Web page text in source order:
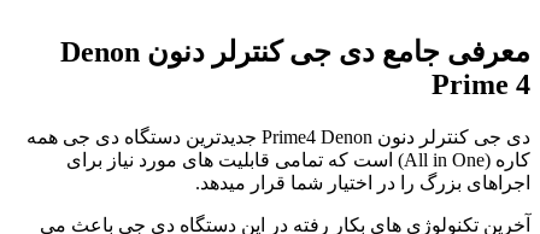
معرفی جامع دی جی کنترلر دنون Denon
Prime 4
دی جی کنترلر دنون Prime4 Denon جدیدترین دستگاه دی جی همه
کاره (All in One) است که تمامی قابلیت های مورد نیاز برای
اجراهای بزرگ را در اختیار شما قرار میدهد.
آخرین تکنولوژی های بکار رفته در این دستگاه دی جی باعث می